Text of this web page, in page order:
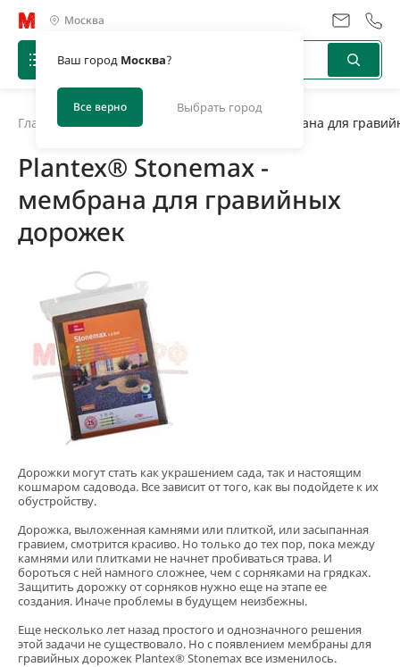
Москва
Ваш город Москва?
Все верно Выбрать город
Главная Plantex® Stonemax - мембрана для
Plantex® Stonemax -
мембрана для гравийных
дорожек
Дорожки могут стать как украшением сада, так и настоящим
кошмаром садовода. Все зависит от того, как вы подойдете к их
обустройству.
Дорожка, выложенная камнями или плиткой, или засыпанная
гравием, смотрится красиво. Но только до тех пор, пока между
камнями или плитками не начнет пробиваться трава. И
бороться с ней намного сложнее, чем с сорняками на грядках.
Защитить дорожку от сорняков нужно еще на этапе ее
создания. Иначе проблемы в будущем неизбежны.
Еще несколько лет назад простого и однозначного решения
этой задачи не существовало. Но с появлением мембраны для
гравийных дорожек Plantex® Stonemax все изменилось.